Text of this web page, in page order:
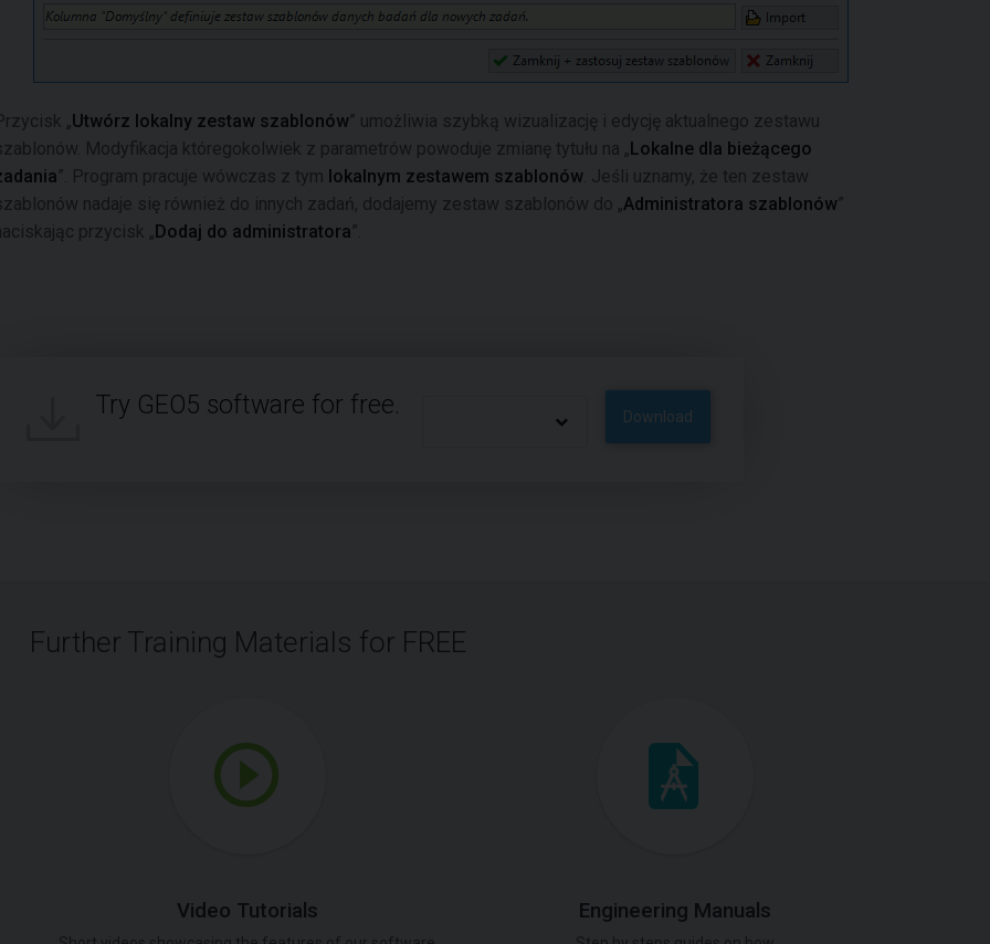
„Utwórz lokalny zestaw szablonów” umożliwia szybką wizualizację i edycję aktualnego zestawu
Modyfikacja któregokolwiek z parametrów powoduje zmianę tytułu na „Lokalne dla bieżącego
”. Program pracuje wówczas z tym lokalnym zestawem szablonów . Jeśli uznamy, że ten zestaw
nadaje się również do innych zadań, dodajemy zestaw szablonów do „Administratora szablonów”
przycisk „Dodaj do administratora”.
Try GEO5 software for free. Download
Further Training Materials for FREE
Video Tutorials Engineering Manuals